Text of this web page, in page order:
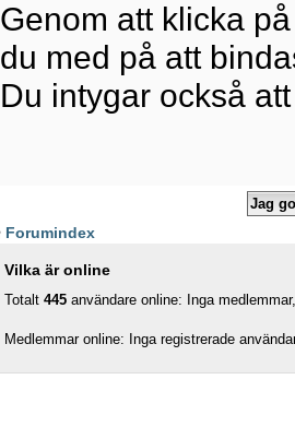
Genom att klicka
du med på att
Du intygar också
Forumindex
Vilka är online
Totalt 445 användare online: Inga
Medlemmar online: Inga registrerade